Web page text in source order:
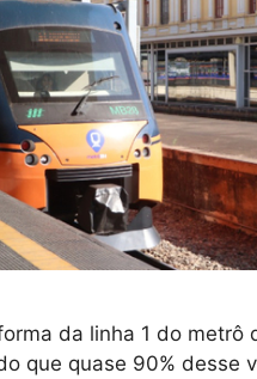
da linha 1 do metrô
que quase 90% desse